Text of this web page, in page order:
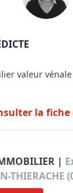
valeur
la fiche
|
THIERACHE